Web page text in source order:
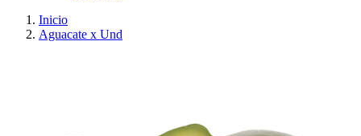
Inicio
Aguacate x Und